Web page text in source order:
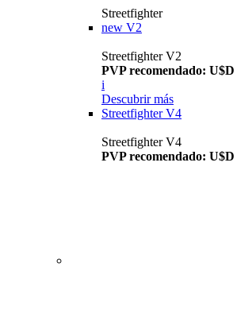
Streetfighter
new V2
Streetfighter V2
PVP recomendado: U$D
i
Descubrir más
Streetfighter V4
Streetfighter V4
PVP recomendado: U$D